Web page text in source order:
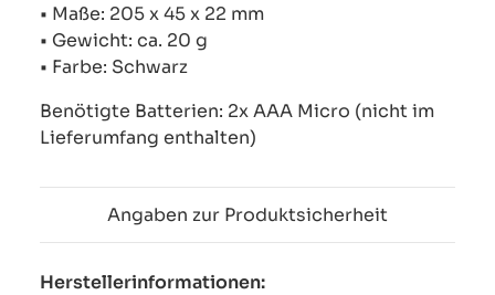
• Maße: 205 x 45 x 22 mm
• Gewicht: ca. 20 g
• Farbe: Schwarz
Benötigte Batterien: 2x AAA Micro (nicht im
Lieferumfang enthalten)
Angaben zur Produktsicherheit
Herstellerinformationen: